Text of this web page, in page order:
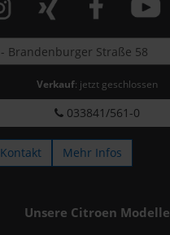
Verkauf: jetzt geschlossen
033841/561-0
Kontakt Mehr Infos
Unsere Citroen Modelle